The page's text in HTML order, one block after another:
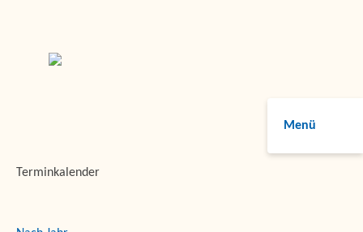
Menü
Terminkalender